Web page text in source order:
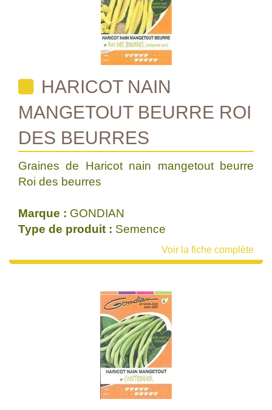
HARICOT NAIN
MANGETOUT BEURRE ROI
DES BEURRES
Graines de Haricot nain mangetout beurre
Roi des beurres
Marque : GONDIAN
Type de produit : Semence
Voir la fiche complète